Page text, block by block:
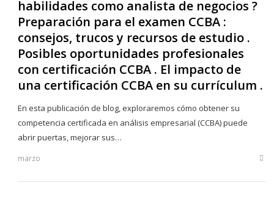
habilidades como analista de negocios ?
Preparación para el examen CCBA :
consejos, trucos y recursos de estudio .
Posibles oportunidades profesionales
con certificación CCBA . El impacto de
una certificación CCBA en su currículum .
En esta publicación de blog, exploraremos cómo obtener su
competencia certificada en análisis empresarial (CCBA) puede
abrir puertas, mejorar sus…
marzo